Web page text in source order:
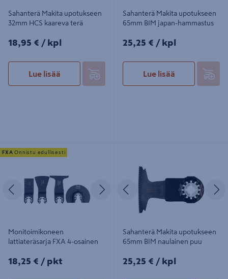
Sahanterä Makita upotukseen
32mm HCS kaareva terä
18,95€/kpl
18,95 € / kpl
Lue lisää
Sahanterä Makita upotukseen
65mm BIM japan-hammastus
25,25€/kpl
25,25 € / kpl
Lue lisää
Monitoimikoneen lattiateräsarja
FXA 4-osainen
Edellinen Seuraava
Monitoimikoneen
lattiateräsarja FXA 4-osainen
18,25€/pkt
18,25 € / pkt
FXA Onnistu edullisesti
Edellinen
Sahanterä Makita upotukseen
65mm BIM naulainen puu
25,25€/kpl
25,25 € / kpl